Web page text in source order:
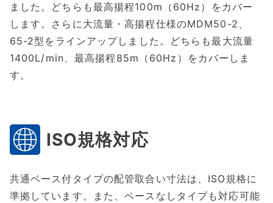
ました。どちらも最高揚程100m（60Hz）をカバー
します。さらに大流量・高揚程仕様のMDM50-2、
65-2型をラインアップしました。どちらも最大流量
1400L/min、最高揚程85m（60Hz）をカバーしま
す。
ISO規格対応
共通ベース付タイプの配管取合い寸法は、ISO規格に
準拠しています。また、ベースなしタイプも対応可能